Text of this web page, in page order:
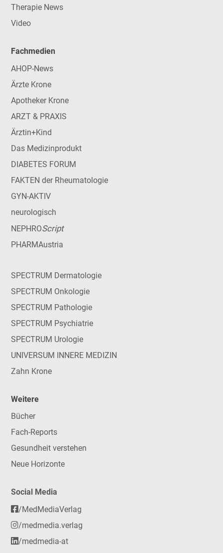
Therapie News
Video
Fachmedien
AHOP-News
Ärzte Krone
Apotheker Krone
ARZT & PRAXIS
Ärztin+Kind
Das Medizinprodukt
DIABETES FORUM
FAKTEN der Rheumatologie
GYN-AKTIV
neurologisch
NEPHROScript
PHARMAustria
SPECTRUM Dermatologie
SPECTRUM Onkologie
SPECTRUM Pathologie
SPECTRUM Psychiatrie
SPECTRUM Urologie
UNIVERSUM INNERE MEDIZIN
Zahn Krone
Weitere
Bücher
Fach-Reports
Gesundheit verstehen
Neue Horizonte
Social Media
/MedMediaVerlag
/medmedia.verlag
/medmedia-at